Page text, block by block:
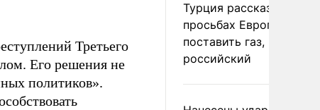
Третьего
Его решения не
политиков».
Турция рассказала о
просьбах Европы
поставить газ, но не
российский